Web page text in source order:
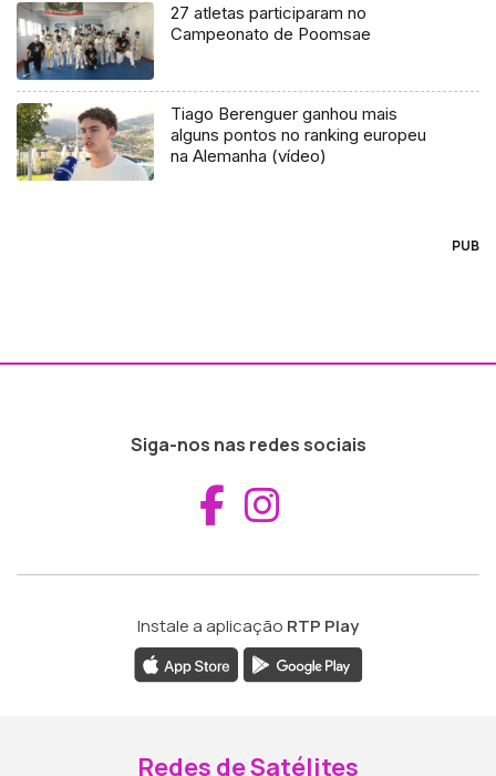
27 atletas participaram no
Campeonato de Poomsae
Tiago Berenguer ganhou mais
alguns pontos no ranking europeu
na Alemanha (vídeo)
PUB
Siga-nos nas redes sociais
Aceder ao
Instale a aplicação RTP Play
Redes de Satélites